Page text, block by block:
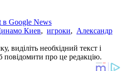
в Google News
Киев, игроки, Александр
виділіть необхідний текст і
повідомити про це редакцію.